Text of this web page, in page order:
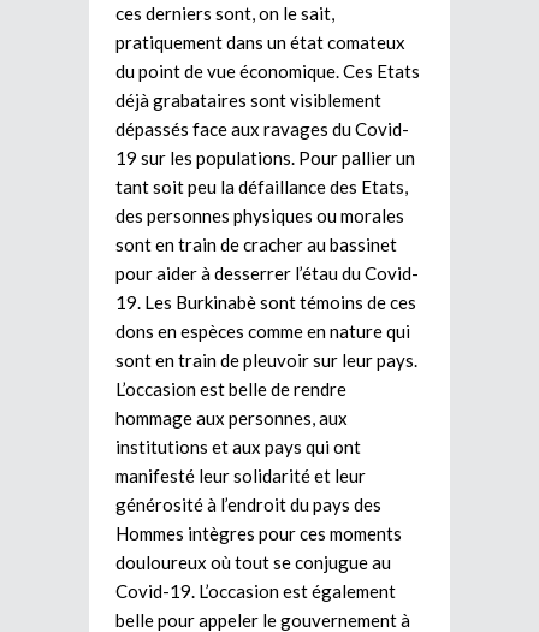
ces derniers sont, on le sait,
pratiquement dans un état comateux
du point de vue économique. Ces Etats
déjà grabataires sont visiblement
dépassés face aux ravages du Covid-
19 sur les populations. Pour pallier un
tant soit peu la défaillance des Etats,
des personnes physiques ou morales
sont en train de cracher au bassinet
pour aider à desserrer l’étau du Covid-
19. Les Burkinabè sont témoins de ces
dons en espèces comme en nature qui
sont en train de pleuvoir sur leur pays.
L’occasion est belle de rendre
hommage aux personnes, aux
institutions et aux pays qui ont
manifesté leur solidarité et leur
générosité à l’endroit du pays des
Hommes intègres pour ces moments
douloureux où tout se conjugue au
Covid-19. L’occasion est également
belle pour appeler le gouvernement à